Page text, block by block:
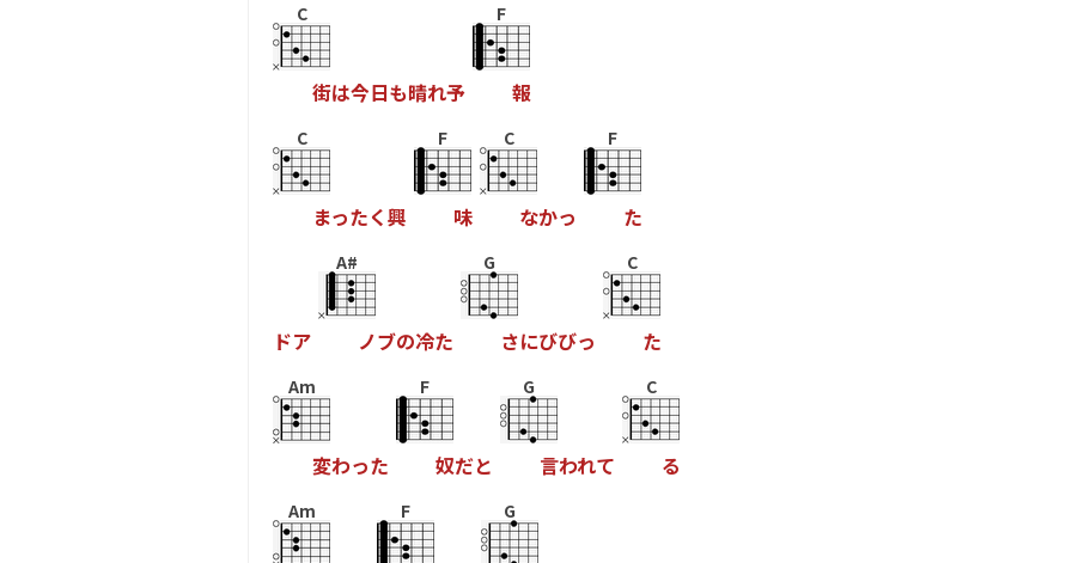
C
街は今日も晴れ予
F
報
C
まったく興
F
味
C
なかっ
F
た
ドア
A#
ノブの冷た
G
さにびびっ
C
た
Am
変わった
F
奴だと
G
言われて
C
る
Am F G